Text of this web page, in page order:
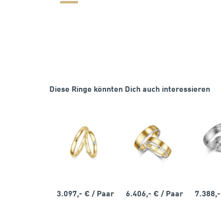
Diese Ringe könnten Dich auch interessieren
3.097,- € / Paar 6.406,- €/ Paar